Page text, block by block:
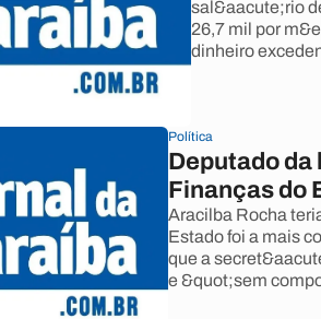
sal&aacute;rio
26,7 mil por
dinheiro
Política
Deputado
Finanças do
Aracilba Rocha
Estado foi a mais
que a
e &quot;sem